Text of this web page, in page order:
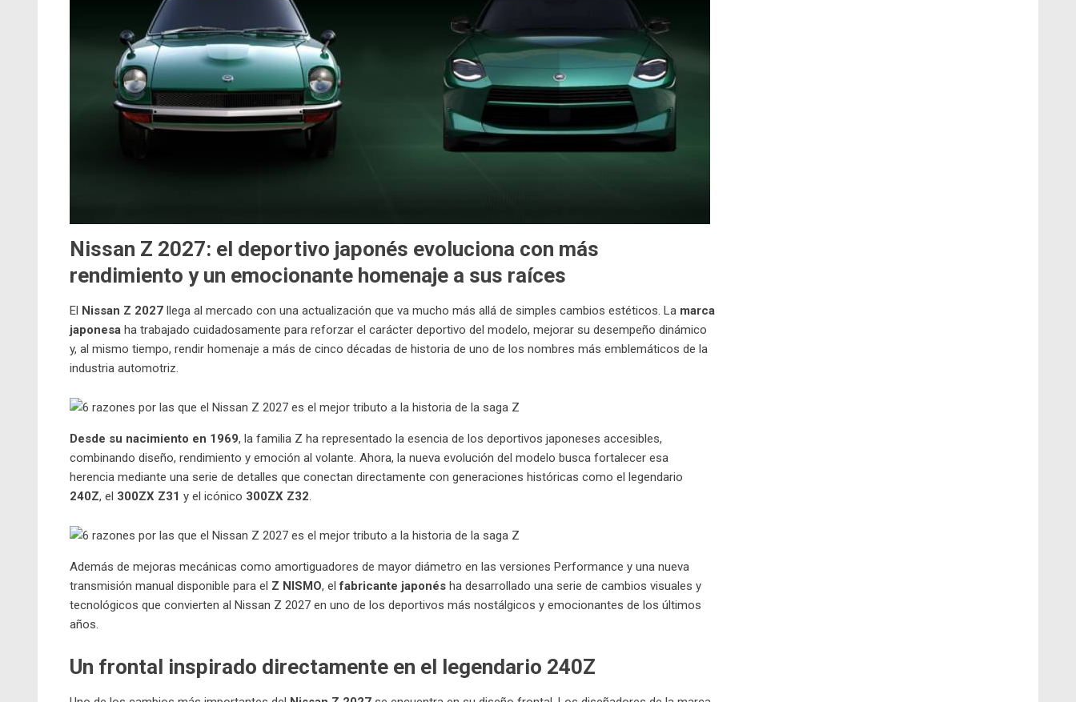
Nissan Z 2027: el deportivo japonés evoluciona con más
rendimiento y un emocionante homenaje a sus raíces
El Nissan Z 2027 llega al mercado con una actualización que va mucho más allá de simples cambios estéticos. La marca
japonesa ha trabajado cuidadosamente para reforzar el carácter deportivo del modelo, mejorar su desempeño dinámico
y, al mismo tiempo, rendir homenaje a más de cinco décadas de historia de uno de los nombres más emblemáticos de la
industria automotriz.
Desde su nacimiento en 1969, la familia Z ha representado la esencia de los deportivos japoneses accesibles,
combinando diseño, rendimiento y emoción al volante. Ahora, la nueva evolución del modelo busca fortalecer esa
herencia mediante una serie de detalles que conectan directamente con generaciones históricas como el legendario
240Z, el 300ZX Z31 y el icónico 300ZX Z32.
Además de mejoras mecánicas como amortiguadores de mayor diámetro en las versiones Performance y una nueva
transmisión manual disponible para el Z NISMO, elfabricante japonés ha desarrollado una serie de cambios visuales y
tecnológicos que convierten al Nissan Z 2027 en uno de los deportivos más nostálgicos y emocionantes de los últimos
años.
Un frontal inspirado directamente en el legendario 240Z